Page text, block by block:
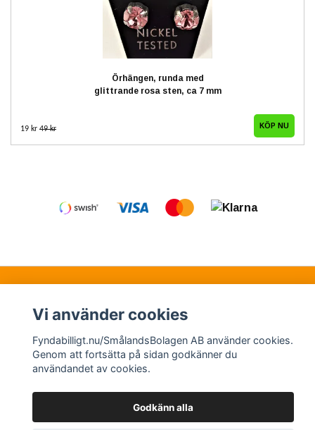
Örhängen, runda med
glittrande rosa sten, ca 7 mm
19 kr 49 kr
© Copyright 2026 Fyndabilligt.nu/SmålandsBolagen
AB
Vi använder cookies
Fyndabilligt.nu/SmålandsBolagen AB använder cookies.
Genom att fortsätta på sidan godkänner du
användandet av cookies.
Godkänn alla